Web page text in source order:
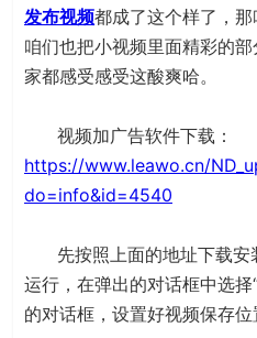
发布视频都成了这个样了，那
咱们也把小视频里面精彩的
家都感受感受这酸爽哈。
视频加广告软件下载：
https://www.leawo.cn/
do=info&id=4540
先按照上面的地址下载安
运行，在弹出的对话框中选
的对话框，设置好视频保存位